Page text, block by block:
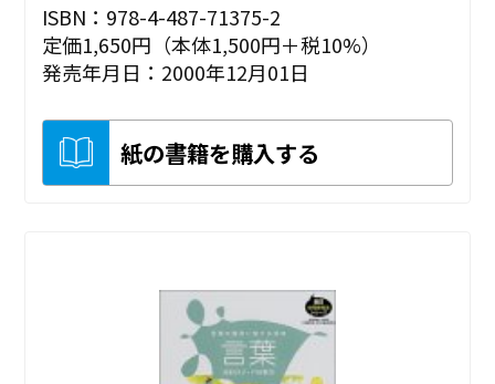
ISBN：978-4-487-71375-2
定価1,650円（本体1,500円＋税10%）
発売年月日：2000年12月01日
紙の書籍を購入する